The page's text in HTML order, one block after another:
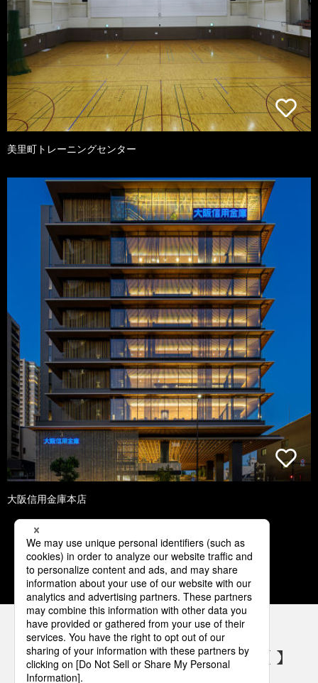
美里町トレーニングセンター
大阪信用金庫本店
1 2 3 4 5
パナソニックの電気設備 SNSアカウント